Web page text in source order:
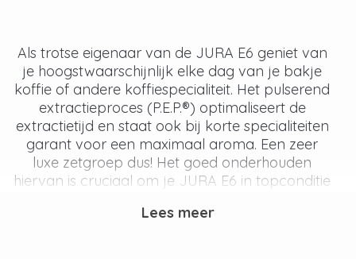
Als trotse eigenaar van de JURA E6 geniet van
je hoogstwaarschijnlijk elke dag van je bakje
koffie of andere koffiespecialiteit. Het pulserend
extractieproces (P.E.P.®) optimaliseert de
extractietijd en staat ook bij korte specialiteiten
garant voor een maximaal aroma. Een zeer
luxe zetgroep dus! Het goed onderhouden
hiervan is cruciaal om je JURA E6 in topconditie
Lees meer